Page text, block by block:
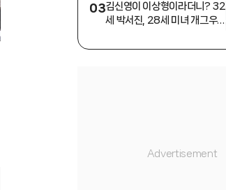
03김신영이 이상형이라더니? 32
세 박서진, 28세 미녀 개그우먼
[★밤TV]